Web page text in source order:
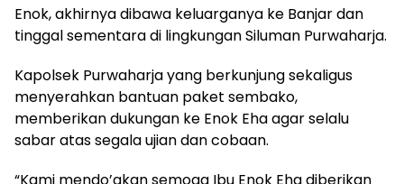
Enok, akhirnya dibawa keluarganya ke Banjar dan
tinggal sementara di lingkungan Siluman Purwaharja.
Kapolsek Purwaharja yang berkunjung sekaligus
menyerahkan bantuan paket sembako,
memberikan dukungan ke Enok Eha agar selalu
sabar atas segala ujian dan cobaan.